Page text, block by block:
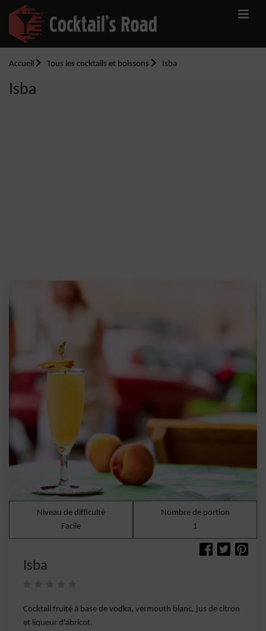
Accueil Tous les cocktails et boissons Isba
Isba
Niveau de difficulté
Facile
Nombre de portion
1
Isba
Cocktail fruité à base de vodka, vermouth blanc, jus de citron
et liqueur d'abricot.